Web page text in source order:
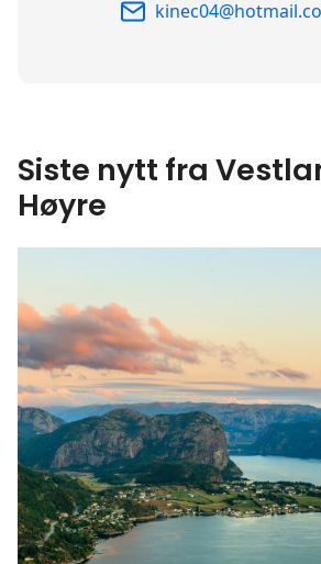
Siste nytt fra
Høyre